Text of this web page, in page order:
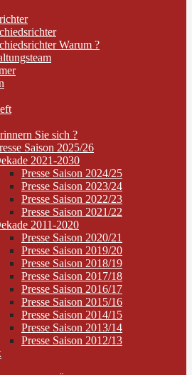
Warum ?
Sie sich ?
Saison 2025/26
2021-2030
Presse Saison 2024/25
Presse Saison 2023/24
Presse Saison 2022/23
Presse Saison 2021/22
2011-2020
Presse Saison 2020/21
Presse Saison 2019/20
Presse Saison 2018/19
Presse Saison 2017/18
Presse Saison 2016/17
Presse Saison 2015/16
Presse Saison 2014/15
Presse Saison 2013/14
Presse Saison 2012/13